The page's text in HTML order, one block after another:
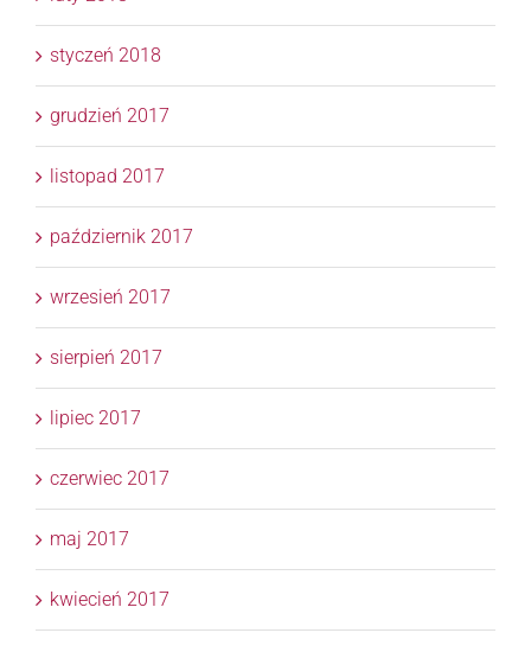
styczeń 2018
grudzień 2017
listopad 2017
październik 2017
wrzesień 2017
sierpień 2017
lipiec 2017
czerwiec 2017
maj 2017
kwiecień 2017